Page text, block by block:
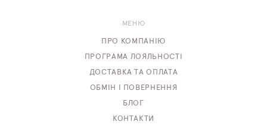
МЕНЮ
ПРО КОМПАНІЮ
ПРОГРАМА ЛОЯЛЬНОСТІ
ДОСТАВКА ТА ОПЛАТА
ОБМІН І ПОВЕРНЕННЯ
БЛОГ
КОНТАКТИ